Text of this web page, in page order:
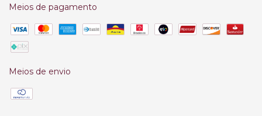
Meios de pagamento
Meios de envio